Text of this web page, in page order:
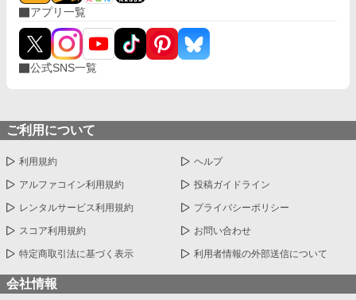
アプリ一覧
公式SNS一覧
ご利用について
利用規約 ヘルプ
アルファコイン利用規約 投稿ガイドライン
レンタルサービス利用規約 プライバシーポリシー
スコア利用規約 お問い合わせ
特定商取引法に基づく表示 利用者情報の外部送信について
会社情報